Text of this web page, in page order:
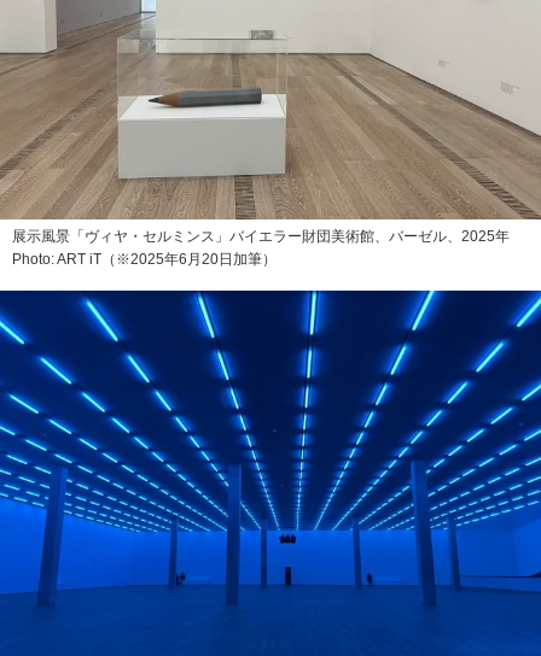
展示風景「ヴィヤ・セルミンス」バイエラー財団美術館、バーゼル、2025年
Photo: ART iT（※2025年6月20日加筆）